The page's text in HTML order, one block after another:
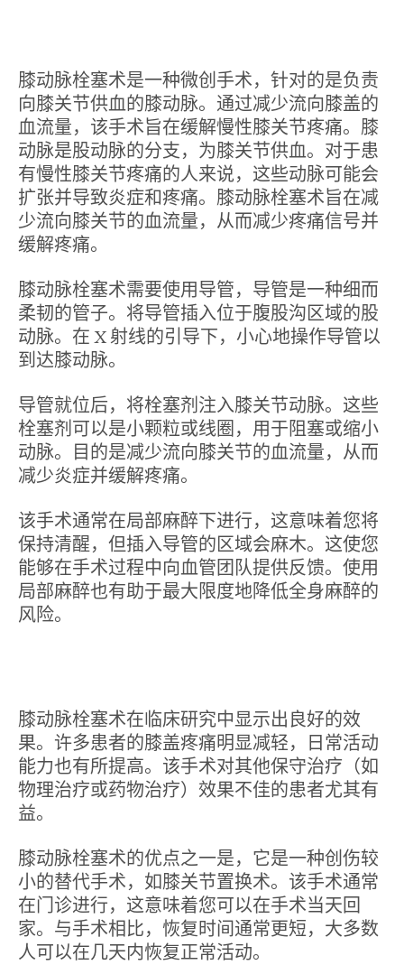
膝动脉栓塞术是一种微创手术，针对的是负责
向膝关节供血的膝动脉。通过减少流向膝盖的
血流量，该手术旨在缓解慢性膝关节疼痛。膝
动脉是股动脉的分支，为膝关节供血。对于患
有慢性膝关节疼痛的人来说，这些动脉可能会
扩张并导致炎症和疼痛。膝动脉栓塞术旨在减
少流向膝关节的血流量，从而减少疼痛信号并
缓解疼痛。
膝动脉栓塞术需要使用导管，导管是一种细而
柔韧的管子。将导管插入位于腹股沟区域的股
动脉。在 X 射线的引导下，小心地操作导管以
到达膝动脉。
导管就位后，将栓塞剂注入膝关节动脉。这些
栓塞剂可以是小颗粒或线圈，用于阻塞或缩小
动脉。目的是减少流向膝关节的血流量，从而
减少炎症并缓解疼痛。
该手术通常在局部麻醉下进行，这意味着您将
保持清醒，但插入导管的区域会麻木。这使您
能够在手术过程中向血管团队提供反馈。使用
局部麻醉也有助于最大限度地降低全身麻醉的
风险。
膝动脉栓塞术在临床研究中显示出良好的效
果。许多患者的膝盖疼痛明显减轻，日常活动
能力也有所提高。该手术对其他保守治疗（如
物理治疗或药物治疗）效果不佳的患者尤其有
益。
膝动脉栓塞术的优点之一是，它是一种创伤较
小的替代手术，如膝关节置换术。该手术通常
在门诊进行，这意味着您可以在手术当天回
家。与手术相比，恢复时间通常更短，大多数
人可以在几天内恢复正常活动。